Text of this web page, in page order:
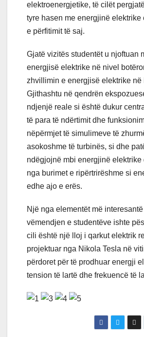
elektroenergjetike, të cilët
tyre hasen me energjinë elektrike
e përfitimit të saj.
Gjatë vizitës studentët u njoftuan
energjisë elektrike në nivel
zhvillimin e energjisë elektrike në
Gjithashtu në qendrën
ndjenjë reale si është dukur
të para të ndërtimit dhe
nëpërmjet të simulimeve të
asokoshme të turbinës, si dhe
ndëgjojnë mbi energjinë elektrike
nga burimet e ripërtrirëshme si
edhe ajo e erës.
Një nga elementët më
vëmendjen e studentëve ishte
cili është një lloj i qarkut elektrik
projektuar nga Nikola Tesla në
përdoret për të prodhuar energji
tension të lartë dhe frekuencë të